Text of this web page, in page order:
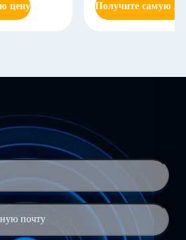
цену Получите самую